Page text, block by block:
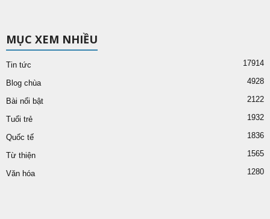
MỤC XEM NHIỀU
Tin tức 17914
Blog chùa 4928
Bài nổi bật 2122
Tuổi trẻ 1932
Quốc tế 1836
Từ thiện 1565
Văn hóa 1280